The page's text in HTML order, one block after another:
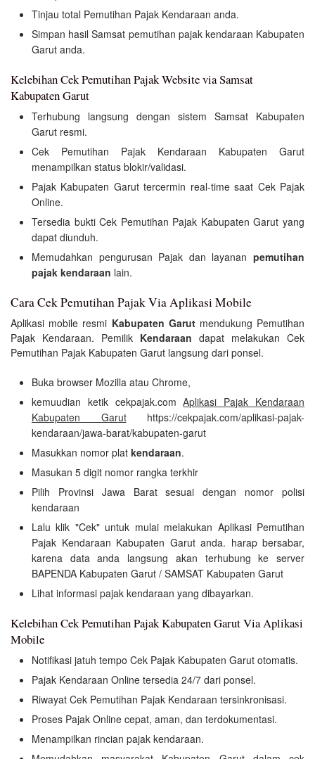
Tinjau total Pemutihan Pajak Kendaraan anda.
Simpan hasil Samsat pemutihan pajak kendaraan Kabupaten
Garut anda.
Kelebihan Cek Pemutihan Pajak Website via Samsat
Kabupaten Garut
Terhubung langsung dengan sistem Samsat Kabupaten
Garut resmi.
Cek Pemutihan Pajak Kendaraan Kabupaten Garut
menampilkan status blokir/validasi.
Pajak Kabupaten Garut tercermin real-time saat Cek Pajak
Online.
Tersedia bukti Cek Pemutihan Pajak Kabupaten Garut yang
dapat diunduh.
Memudahkan pengurusan Pajak dan layanan pemutihan
pajak kendaraan lain.
Cara Cek Pemutihan Pajak Via Aplikasi Mobile
Aplikasi mobile resmi Kabupaten Garutmendukung Pemutihan
Pajak Kendaraan. Pemilik Kendaraan dapat melakukan Cek
Pemutihan Pajak Kabupaten Garut langsung dari ponsel.
Buka browser Mozilla atau Chrome,
kemuudian ketik cekpajak.comAplikasi Pajak Kendaraan
Kabupaten Garuthttps://cekpajak.com/aplikasi-pajak-
kendaraan/jawa-barat/kabupaten-garut
Masukkan nomor plat kendaraan.
Masukan 5 digit nomor rangka terkhir
Pilih Provinsi Jawa Barat sesuai dengan nomor polisi
kendaraan
Lalu klik "Cek" untuk mulai melakukan Aplikasi Pemutihan
Pajak Kendaraan Kabupaten Garut anda. harap bersabar,
karena data anda langsung akan terhubung ke server
BAPENDA Kabupaten Garut / SAMSAT Kabupaten Garut
Lihat informasi pajak kendaraan yang dibayarkan.
Kelebihan Cek Pemutihan Pajak Kabupaten Garut Via Aplikasi
Mobile
Notifikasi jatuh tempo Cek Pajak Kabupaten Garut otomatis.
Pajak Kendaraan Online tersedia 24/7 dari ponsel.
Riwayat Cek Pemutihan Pajak Kendaraan tersinkronisasi.
Proses Pajak Online cepat, aman, dan terdokumentasi.
Menampilkan rincian pajak kendaraan.